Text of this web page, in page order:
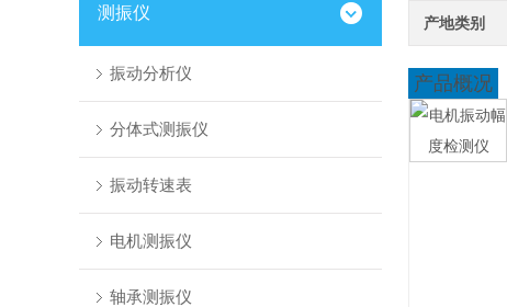
测振仪
振动分析仪
分体式测振仪
振动转速表
电机测振仪
轴承测振仪
产地类别
产品概况